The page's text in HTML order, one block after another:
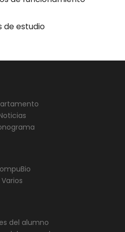
de estudio
Varios
del alumno